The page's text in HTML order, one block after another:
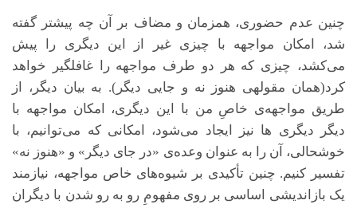
چنین عدم حضوری، هم­زمان و مضاف بر آن چه پیش­تر گفته
شد، امکان مواجهه با چیزی غیر از این دیگری را پیش
می‌کشد، چیزی که هر دو طرف مواجهه را غافلگیر خواهد
کرد(همان مقوله­ی هنوز نه و جایی دیگر). به بیان دیگر، از
طریق مواجهه‌ی خاصِ من با این دیگری، امکان مواجهه با
دیگر دیگری ها نیز ایجاد می‌شود، امکانی که می‌توانیم، با
خوشحالی، آن را به عنوان وعده‌ی «در جای دیگر» و «هنوز نه»
تفسیر کنیم. چنین تأکیدی بر شیوه‌های خاص مواجهه، نیازمند
یک بازاندیشی اساسی بر روی مفهومِ رو به رو شدن با دیگران